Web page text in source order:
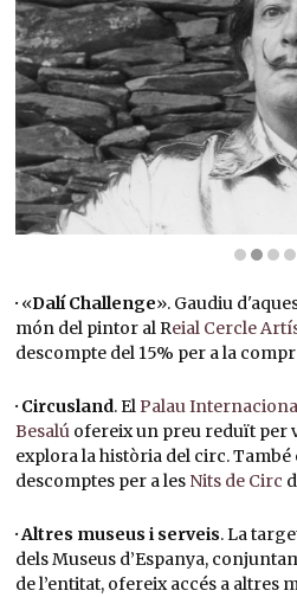
· «Dalí Challenge». Gaudiu
món del pintor al Reial Cercle
descompte del 15% per a la
· Circusland. ElPalau
Besalúofereix un preu reduït per
explora la història del circ.
descomptes per a les Nits de Circ
· Altres museus i serveis. La
dels Museus d’Espanya,
de l’entitat, ofereix accés a altres